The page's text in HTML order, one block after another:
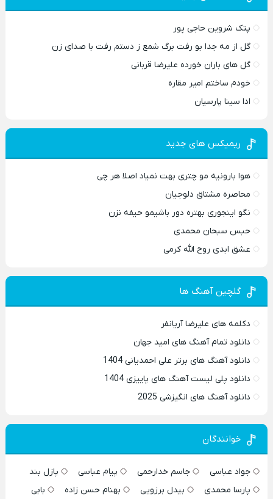
پتک شروین حاجی پور
گل از مه جدا بو رفت برگ شمع ز دستم رفت با صدای زن
گل های باران خورده علیرضا قربانی
خودم ساختم امیر مقاره
ادا سینا پارسیان
ریمیکس های جدید
هوا بارونیه مو چتری بهت نمیاد اصلا هر چی
محاصره مشتاق دلوجیان
نگو اینجوری بهتره دور باشیمو حیفه نزن
حبس سبحان محمدی
عشق ابدی روح الله کرمی
گلچین آهنگ ها
دکلمه های علیرضا آریانفر
دانلود تمام آهنگ های امید جهان
دانلود آهنگ های برتر علی احمدیانی 1404
دانلود پلی لیست آهنگ های پاییزی 1404
دانلود آهنگ های انگیزشی 2025
خوانندگان
جواد عباسی جاسم خدارحمی پیام عباسی
پازل بند
پارسا محمدی
بیدل برزویی بهنام حسن زاده
بابی